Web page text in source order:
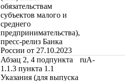
обязательствам
субъектов малого и
среднего
предпринимательства),
пресс-релиз Банка
России от 27.10.2023
Абзац 2, 4 подпункта
1.1.3 пункта 1.1
Указания (для выпуска
ruA-